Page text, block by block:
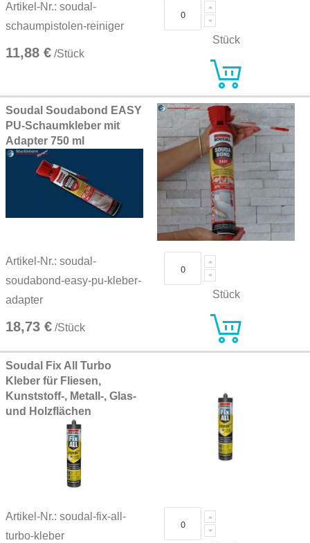
Artikel-Nr.: soudal-
schaumpistolen-reiniger
11,88 € /Stück
Stück
Soudal Soudabond EASY
PU-Schaumkleber mit
Adapter 750 ml
Artikel-Nr.: soudal-
soudabond-easy-pu-kleber-
adapter
18,73 € /Stück
Stück
Soudal Fix All Turbo
Kleber für Fliesen,
Kunststoff-, Metall-, Glas-
und Holzflächen
Artikel-Nr.: soudal-fix-all-
turbo-kleber